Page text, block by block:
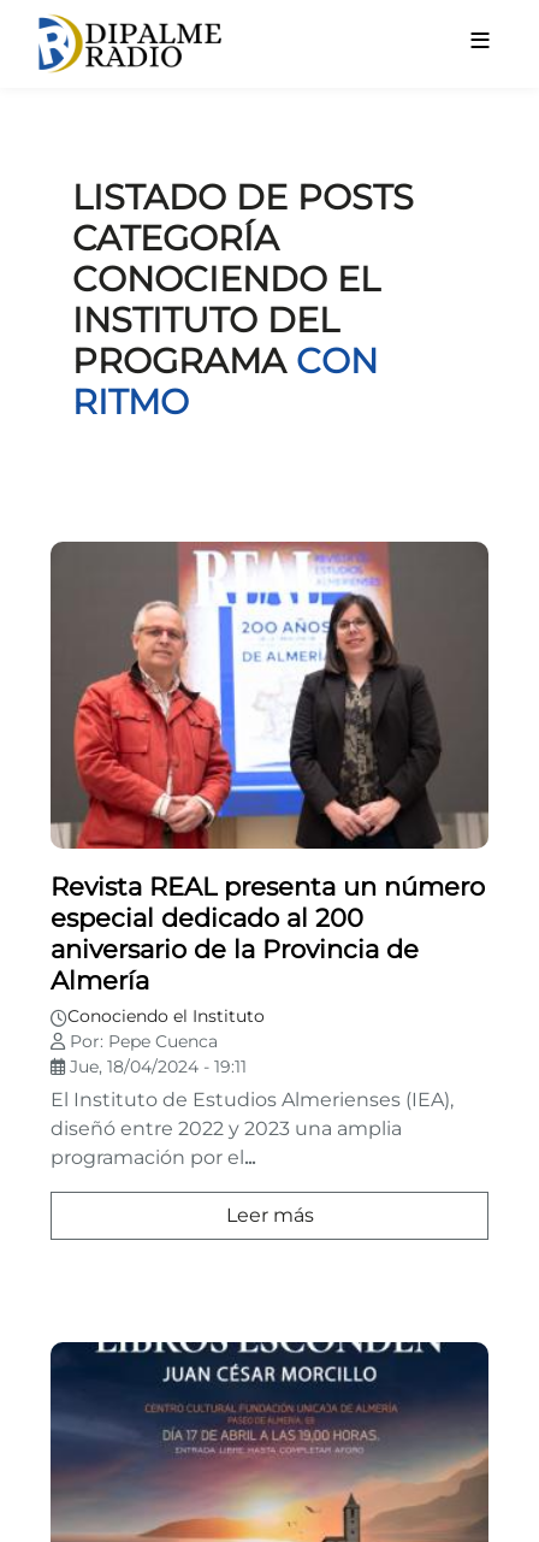
LISTADO DE POSTS
CATEGORÍA
CONOCIENDO EL
INSTITUTO DEL
PROGRAMA CON
RITMO
Revista REAL presenta un número
especial dedicado al 200
aniversario de la Provincia de
Almería
Conociendo el Instituto
Por: Pepe Cuenca
Jue, 18/04/2024 - 19:11
El Instituto de Estudios Almerienses (IEA),
diseñó entre 2022 y 2023 una amplia
programación por el...
Leer más